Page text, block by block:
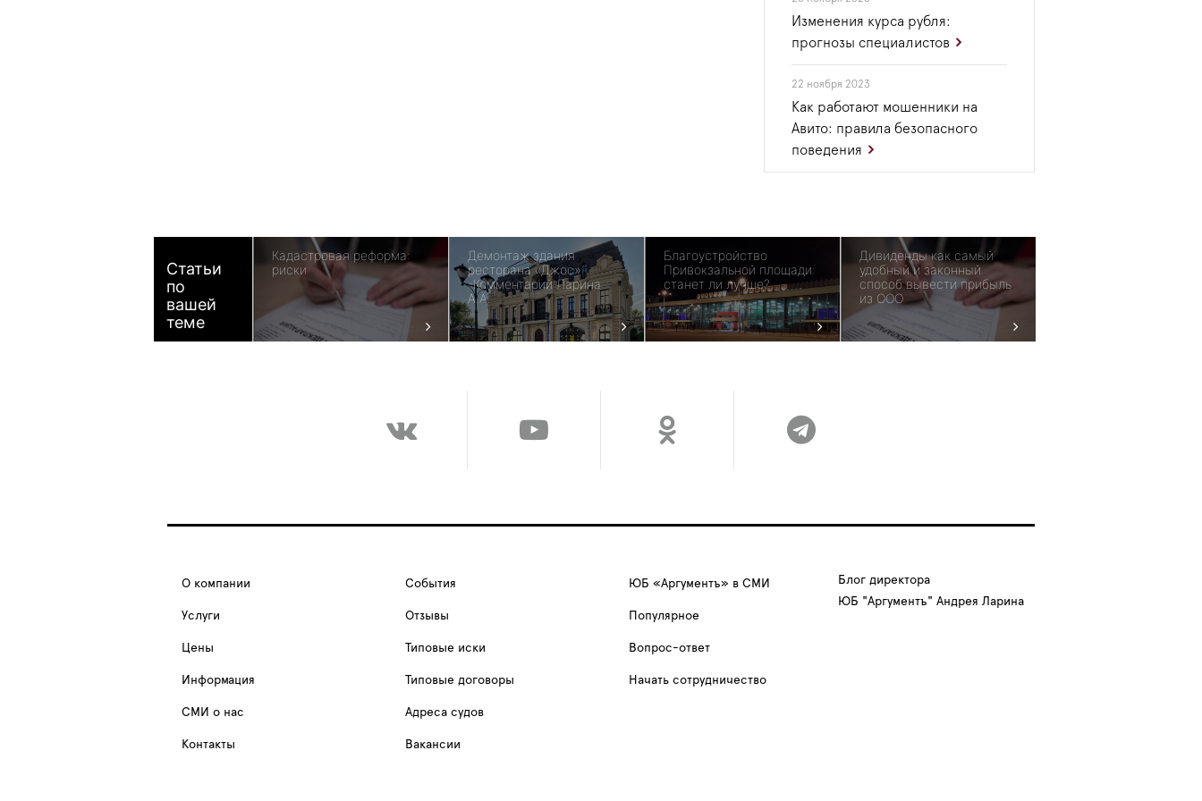
Изменения курса рубля:
прогнозы специалистов
22 ноября 2023
Как работают мошенники на
Авито: правила безопасного
поведения
Статьи
по
вашей
теме
Кадастровая реформа:
риски
Демонтаж здания
ресторана «Джос»
-Комментарий Ларина
А.А.
Благоустройство
Привокзальной площади:
станет ли лучше?
Дивиденды как самый
удобный и законный
способ вывести прибыль
из ООО
О компании
Услуги
Цены
Информация
СМИ о нас
Контакты
События
Отзывы
Типовые иски
Типовые договоры
Адреса судов
Вакансии
ЮБ «Аргументъ» в СМИ
Популярное
Вопрос-ответ
Начать сотрудничество
Блог директора
ЮБ "Аргументъ" Андрея Ларина